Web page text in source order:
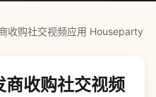
收购社交视频应用 Houseparty
商收购社交视频